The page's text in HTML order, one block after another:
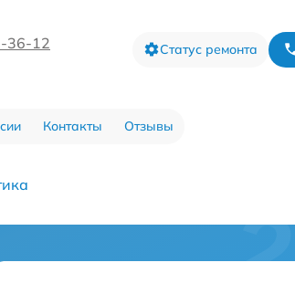
36-12 Статус ремонта
Контакты Отзывы